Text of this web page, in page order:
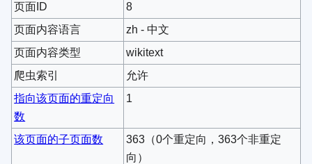
页面ID
8
页面内容语言
zh - 中文
页面内容类型
wikitext
爬虫索引
允许
指向该页面的重定向
数
1
该页面的子页面数
363（0个重定向，363个非重定
向）